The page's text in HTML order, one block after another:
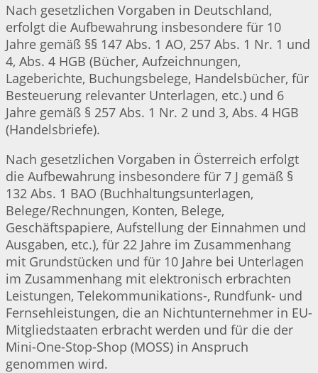
Nach gesetzlichen Vorgaben in Deutschland,
erfolgt die Aufbewahrung insbesondere für 10
Jahre gemäß §§ 147 Abs. 1 AO, 257 Abs. 1 Nr. 1 und
4, Abs. 4 HGB (Bücher, Aufzeichnungen,
Lageberichte, Buchungsbelege, Handelsbücher, für
Besteuerung relevanter Unterlagen, etc.) und 6
Jahre gemäß § 257 Abs. 1 Nr. 2 und 3, Abs. 4 HGB
(Handelsbriefe).
Nach gesetzlichen Vorgaben in Österreich erfolgt
die Aufbewahrung insbesondere für 7 J gemäß §
132 Abs. 1 BAO (Buchhaltungsunterlagen,
Belege/Rechnungen, Konten, Belege,
Geschäftspapiere, Aufstellung der Einnahmen und
Ausgaben, etc.), für 22 Jahre im Zusammenhang
mit Grundstücken und für 10 Jahre bei Unterlagen
im Zusammenhang mit elektronisch erbrachten
Leistungen, Telekommunikations-, Rundfunk- und
Fernsehleistungen, die an Nichtunternehmer in EU-
Mitgliedstaaten erbracht werden und für die der
Mini-One-Stop-Shop (MOSS) in Anspruch
genommen wird.